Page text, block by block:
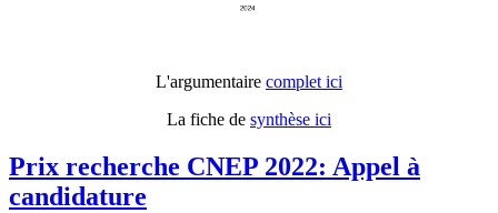
L'argumentaire complet ici
La fiche de synthèse ici
Prix recherche CNEP 2022: Appel à
candidature